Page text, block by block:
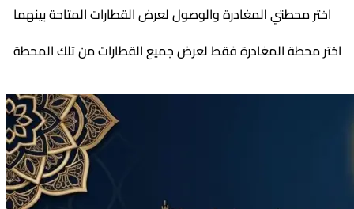
اختر محطتي المغادرة والوصول لعرض القطارات المتاحة بينهما
اختر محطة المغادرة فقط لعرض جميع القطارات من تلك المحطة